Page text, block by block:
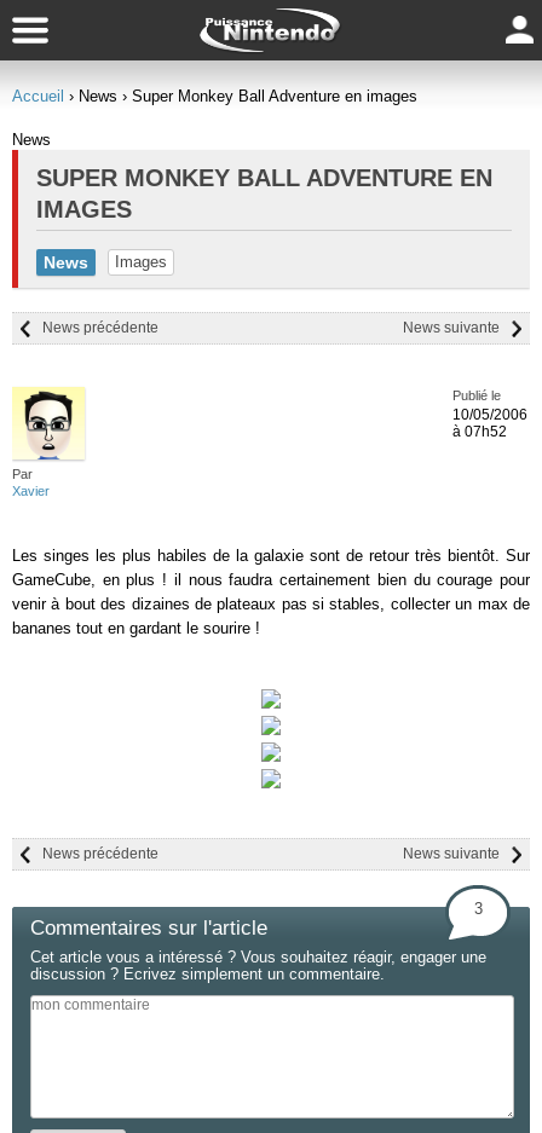
Accueil › News › Super Monkey Ball Adventure en images
News
SUPER MONKEY BALL ADVENTURE EN
IMAGES
News Images
News suivante
News précédente
Par
Xavier
Publié le
10/05/2006
à 07h52
Les singes les plus habiles de la galaxie sont de retour très bientôt. Sur
GameCube, en plus ! il nous faudra certainement bien du courage pour
venir à bout des dizaines de plateaux pas si stables, collecter un max de
bananes tout en gardant le sourire !
News suivante
News précédente
Commentaires sur l'article
3
Cet article vous a intéressé ? Vous souhaitez réagir, engager une
discussion ? Ecrivez simplement un commentaire.